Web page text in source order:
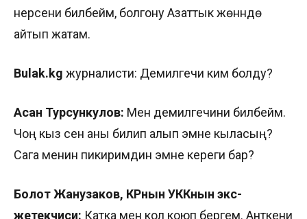
нерсени билбейм, болгону Азаттык жөнүндө
айтып жатам.
Bulak.kg журналисти: Демилгечи ким болду?
Асан Турсункулов: Мен демилгечини билбейм.
Чоң кыз сен аны билип алып эмне кыласың?
Сага менин пикиримдин эмне кереги бар?
Болот Жанузаков, КРнын УККнын экс-
жетекчиси: Катка мен кол коюп бергем. Анткени